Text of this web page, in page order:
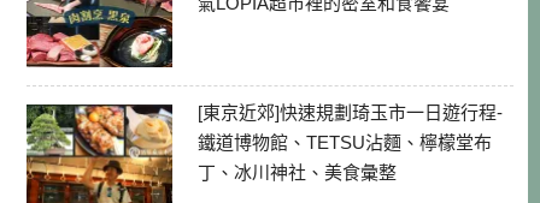
[東京近郊]快速規劃琦玉市一日遊行程-
鐵道博物館、TETSU沾麵、檸檬堂布
丁、冰川神社、美食彙整